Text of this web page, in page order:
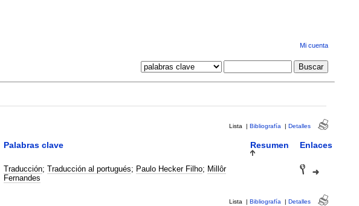
Mi cuenta
Lista | Bibliografía | Detalles
Palabras clave Resumen Enlaces
Traducción; Traducción al portugués; Paulo Hecker Filho; Millôr
Fernandes
Lista | Bibliografía | Detalles